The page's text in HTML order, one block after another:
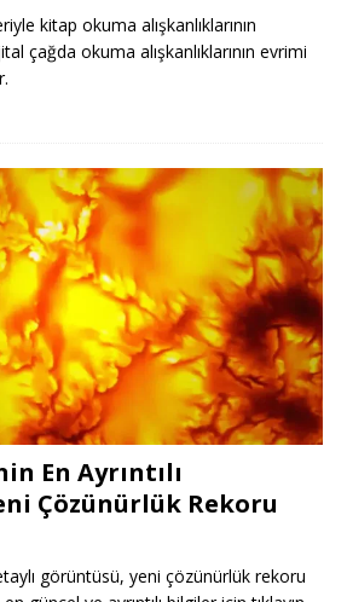
kitap okuma alışkanlıklarının
çağda okuma alışkanlıklarının evrimi
En Ayrıntılı
Çözünürlük Rekoru
görüntüsü, yeni çözünürlük rekoru